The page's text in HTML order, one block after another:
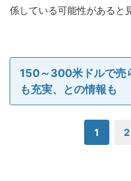
係している可能性があると
150～300米ドルで売
も充実、との情報も
1 2